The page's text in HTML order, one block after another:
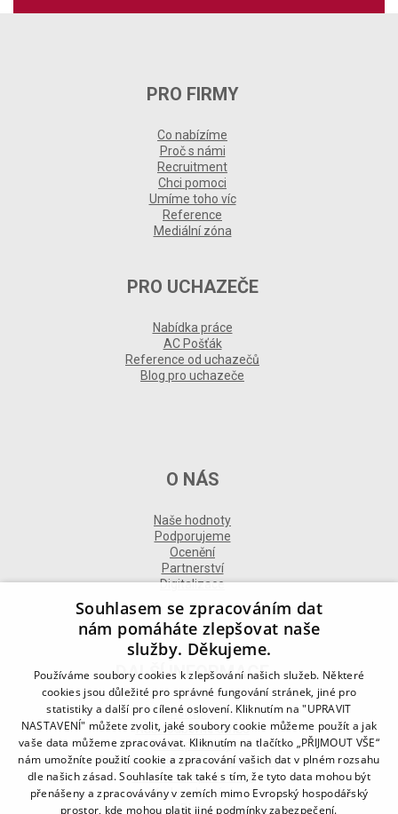
PRO FIRMY
Co nabízíme
Proč s námi
Recruitment
Chci pomoci
Umíme toho víc
Reference
Mediální zóna
PRO UCHAZEČE
Nabídka práce
AC Pošťák
Reference od uchazečů
Blog pro uchazeče
O NÁS
Naše hodnoty
Podporujeme
Ocenění
Partnerství
Digitalizace
DALŠÍ INFORMACE
Kontakt
Naše odborné divize
Naše pobočky
Zásady zpracování osobních údajů
Všeobecné podmínky
Kodex chování
Blog
Souhlasem se zpracováním dat
nám pomáháte zlepšovat naše
služby. Děkujeme.
Používáme soubory cookies k zlepšování našich služeb. Některé
cookies jsou důležité pro správné fungování stránek, jiné pro
statistiky a další pro cílené oslovení. Kliknutím na "UPRAVIT
NASTAVENÍ" můžete zvolit, jaké soubory cookie můžeme použít a jak
vaše data můžeme zpracovávat. Kliknutím na tlačítko „PŘIJMOUT VŠE“
nám umožníte použití cookie a zpracování vašich dat v plném rozsahu
dle našich zásad. Souhlasíte tak také s tím, že tyto data mohou být
přenášeny a zpracovávány v zemích mimo Evropský hospodářský
prostor, kde mohou platit jiné podmínky zabezpečení.